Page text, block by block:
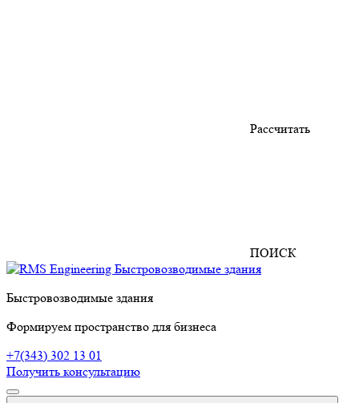
Рассчитать
ПОИСК
Быстровозводимые здания
Формируем пространство для бизнеса
+7(343) 302 13 01
Получить консультацию